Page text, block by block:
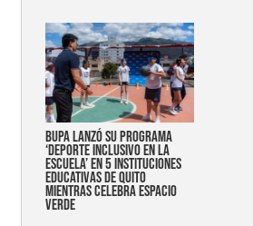
Bupa lanzó su programa
‘Deporte Inclusivo en la
Escuela’ en 5 instituciones
educativas de Quito
mientras celebra espacio
verde